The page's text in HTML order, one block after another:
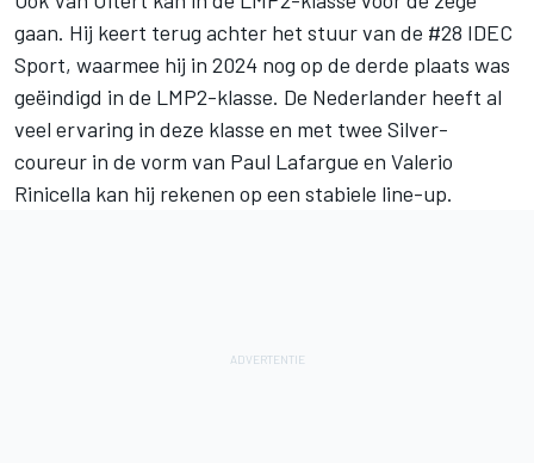
gaan. Hij keert terug achter het stuur van de #28 IDEC
Sport, waarmee hij in 2024 nog op de derde plaats was
geëindigd in de LMP2-klasse. De Nederlander heeft al
veel ervaring in deze klasse en met twee Silver-
coureur in de vorm van Paul Lafargue en Valerio
Rinicella kan hij rekenen op een stabiele line-up.